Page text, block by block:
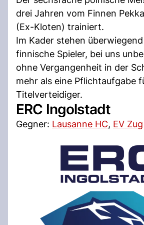
drei Jahren vom Finnen
(Ex-Kloten) trainiert.
Im Kader stehen
finnische Spieler, bei uns
ohne Vergangenheit in der
mehr als eine Pflichtaufgabe
Titelverteidiger.
ERC Ingolstadt
Gegner: Lausanne HC, EV Zug